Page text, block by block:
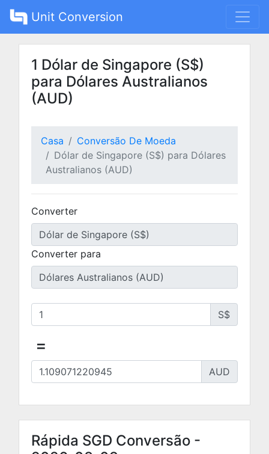
Unit Conversion
1 Dólar de Singapore (S$)
para Dólares Australianos
(AUD)
Casa
Conversão De Moeda
Dólar de Singapore (S$) para Dólares
Australianos (AUD)
Converter
Converter para
S$
=
AUD
Rápida SGD Conversão -